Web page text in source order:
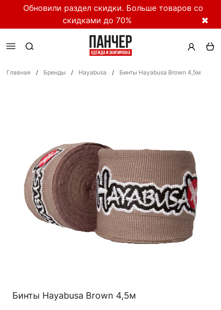
Обновили раздел скидки. Больше товаров со
скидками до 70%
✖
Главная / Бренды / Hayabusa / Бинты Hayabusa Brown 4,5м
Бинты Hayabusa Brown 4,5м